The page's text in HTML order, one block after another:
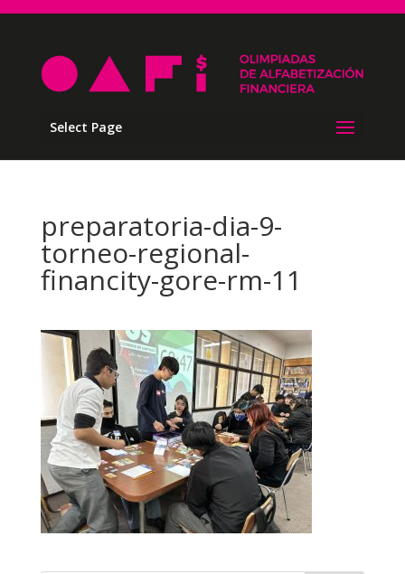
Select Page
preparatoria-dia-9-
torneo-regional-
financity-gore-rm-11